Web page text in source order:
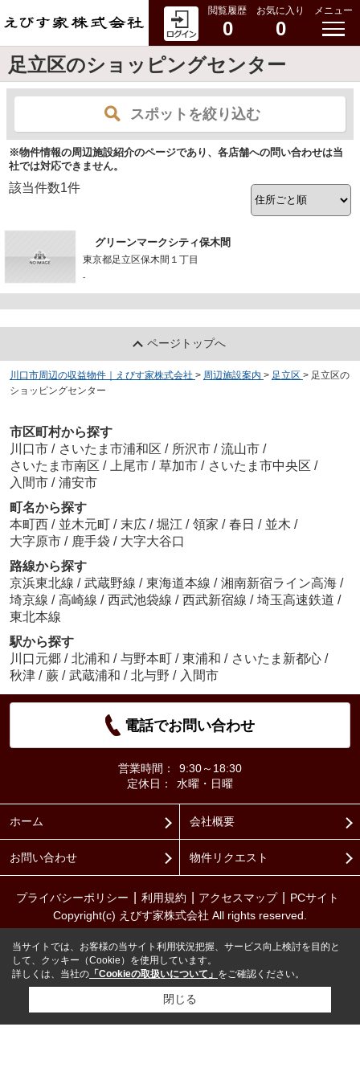
閲覧履歴
0
お気に入り
0
メニュー
足立区のショッピングセンター
スポットを絞り込む
※物件情報の周辺施設紹介のページであり、各店舗への問い合わせは当
社では対応できません。
該当件数1件
グリーンマークシティ保木間
東京都足立区保木間１丁目
-
ページトップへ
川口市周辺の収益物件｜えびす家株式会社 > 周辺施設案内 > 足立区 > 足立区の
ショッピングセンター
市区町村から探す
川口市 / さいたま市浦和区 / 所沢市 / 流山市 /
さいたま市南区 / 上尾市 / 草加市 / さいたま市中央区 /
入間市 / 浦安市
町名から探す
本町西 / 並木元町 / 末広 / 堀江 / 領家 / 春日 / 並木 /
大字原市 / 鹿手袋 / 大字大谷口
路線から探す
京浜東北線 / 武蔵野線 / 東海道本線 / 湘南新宿ライン高海 /
埼京線 / 高崎線 / 西武池袋線 / 西武新宿線 / 埼玉高速鉄道 /
東北本線
駅から探す
川口元郷 / 北浦和 / 与野本町 / 東浦和 / さいたま新都心 /
秋津 / 蕨 / 武蔵浦和 / 北与野 / 入間市
電話でお問い合わせ
営業時間：
9:30～18:30
定休日：
水曜・日曜
ホーム 会社概要
お問い合わせ 物件リクエスト
プライバシーポリシー 利用規約 アクセスマップ
PCサイト
Copyright(c) えびす家株式会社 All rights reserved.
当サイトでは、お客様の当サイト利用状況把握、サービス向上検討を目的と
して、クッキー（Cookie）を使用しています。
詳しくは、当社の 「Cookieの取扱いについて」 をご確認ください。
閉じる